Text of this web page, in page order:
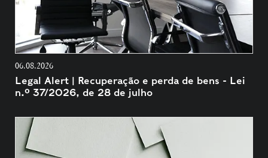
06.08.2026
Legal Alert | Recuperação e perda de bens - Lei
n.º 37/2026, de 28 de julho